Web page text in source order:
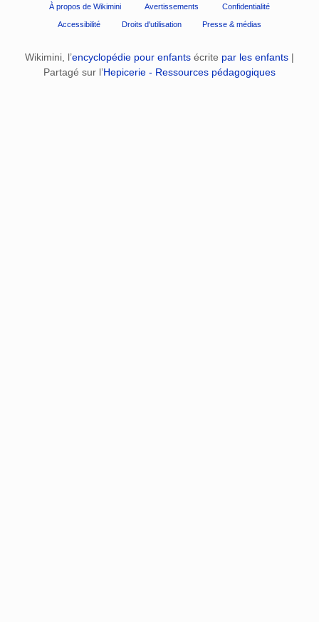
À propos de Wikimini Avertissements Confidentialité
Accessibilité Droits d'utilisation Presse & médias
Wikimini, l’encyclopédie pour enfants écrite par les enfants |
Partagé sur l’Hepicerie - Ressources pédagogiques